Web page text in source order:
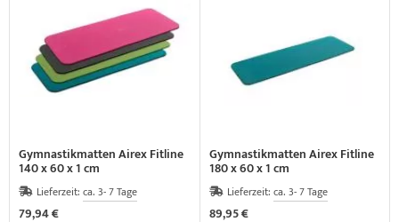
Gymnastikmatten Airex Fitline
140 x 60 x 1 cm
Lieferzeit: ca. 3- 7 Tage
79,94 €
Gymnastikmatten Airex Fitline
180 x 60 x 1 cm
Lieferzeit: ca. 3- 7 Tage
89,95 €